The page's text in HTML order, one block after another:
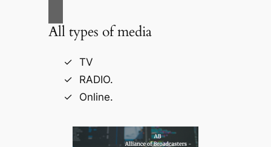
All types of media
TV
RADIO.
Online.